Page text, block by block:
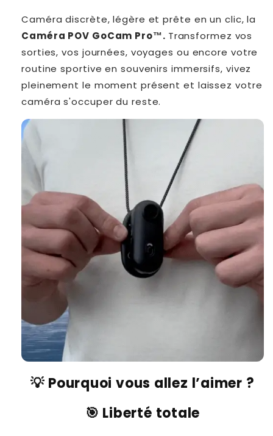
Caméra discrète, légère et prête en un clic, la
Caméra POV GoCam Pro™. Transformez vos
sorties, vos journées, voyages ou encore votre
routine sportive en souvenirs immersifs, vivez
pleinement le moment présent et laissez votre
caméra s'occuper du reste.
💡 Pourquoi vous allez l’aimer ?
🎯 Liberté totale